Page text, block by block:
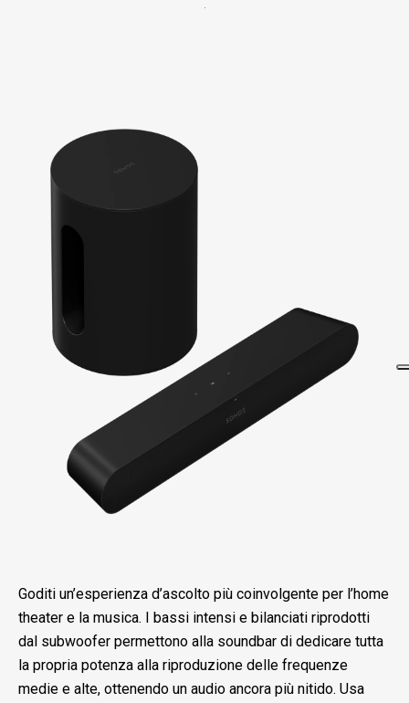
Goditi un’esperienza d’ascolto più coinvolgente per l’home
theater e la musica. I bassi intensi e bilanciati riprodotti
dal subwoofer permettono alla soundbar di dedicare tutta
la propria potenza alla riproduzione delle frequenze
medie e alte, ottenendo un audio ancora più nitido. Usa